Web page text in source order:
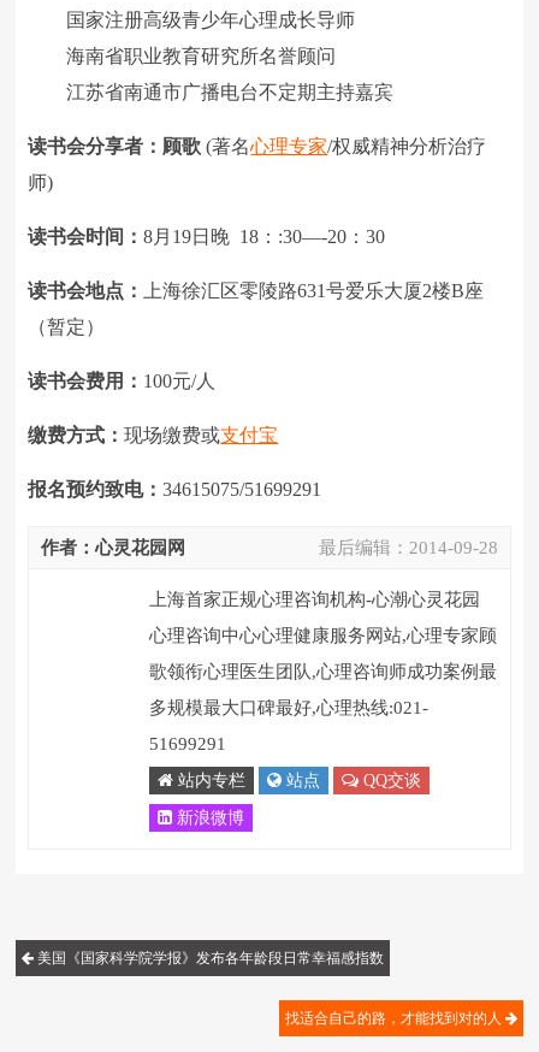
国家注册高级青少年心理成长导师
海南省职业教育研究所名誉顾问
江苏省南通市广播电台不定期主持嘉宾
读书会分享者： 顾歌(著名心理专家/权威精神分析治疗
师)
读书会时间：8月19日晚 18：:30—-20：30
读书会地点：
上海徐汇区零陵路631号爱乐大厦2楼B座
（暂定）
读书会费用： 100元/人
缴费方式：现场缴费或支付宝
报名预约致电：34615075/51699291
最后编辑： 2014-09-28
作者：心灵花园网
上海首家正规心理咨询机构-心潮心灵花园
心理咨询中心心理健康服务网站,心理专家顾
歌领衔心理医生团队,心理咨询师成功案例最
多规模最大口碑最好,心理热线:021-
51699291
站内专栏 站点 QQ交谈
新浪微博
美国《国家科学院学报》发布各年龄段日常幸福感指数
找适合自己的路，才能找到对的人